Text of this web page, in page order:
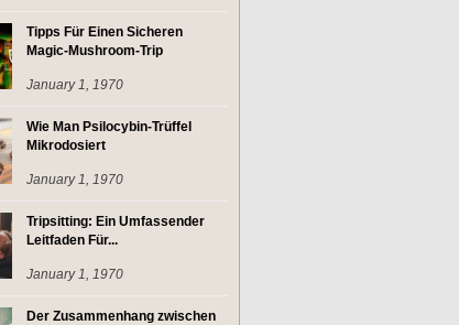
Tipps Für Einen Sicheren
Magic-Mushroom-Trip
January 1, 1970
Wie Man Psilocybin-Trüffel
Mikrodosiert
January 1, 1970
Tripsitting: Ein Umfassender
Leitfaden Für...
January 1, 1970
Der Zusammenhang zwischen